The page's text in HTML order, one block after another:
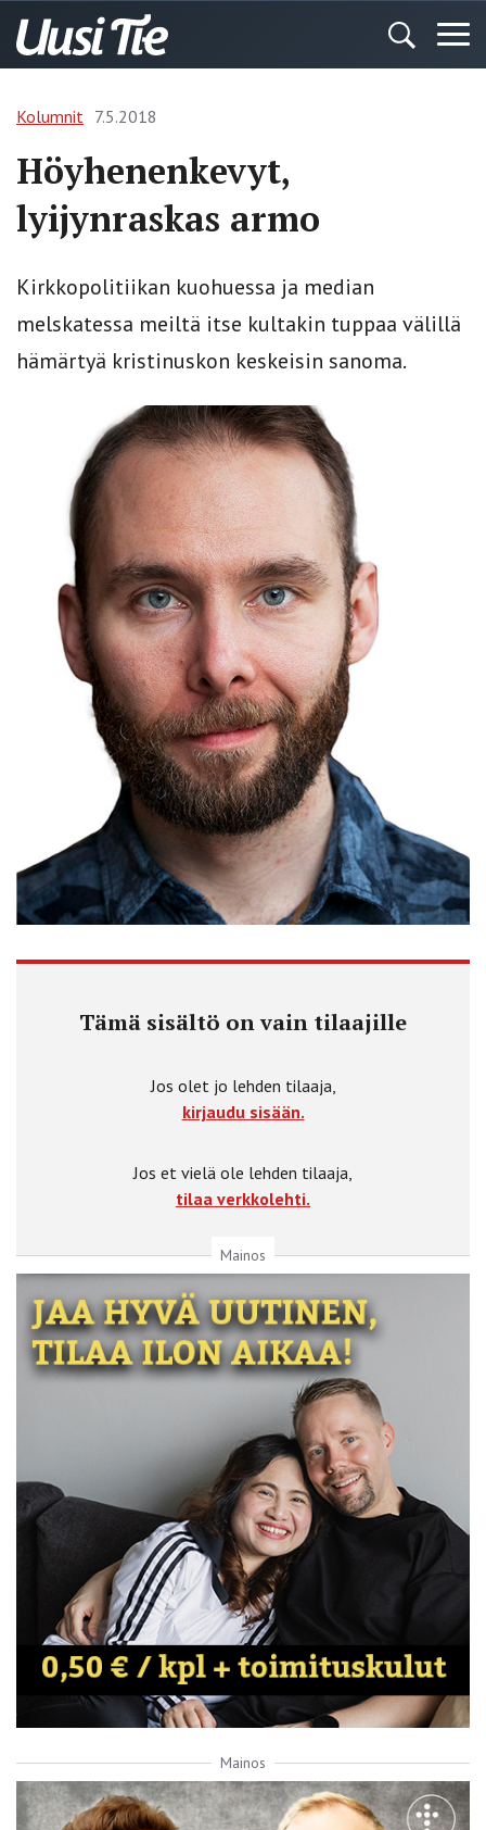
Kolumnit 7.5.2018
Höyhenenkevyt,
lyijynraskas armo
Kirkkopolitiikan kuohuessa ja median
melskatessa meiltä itse kultakin tuppaa välillä
hämärtyä kristinuskon keskeisin sanoma.
Tämä sisältö on vain tilaajille
Jos olet jo lehden tilaaja,
kirjaudu sisään.
Jos et vielä ole lehden tilaaja,
tilaa verkkolehti.
Mainos
Mainos